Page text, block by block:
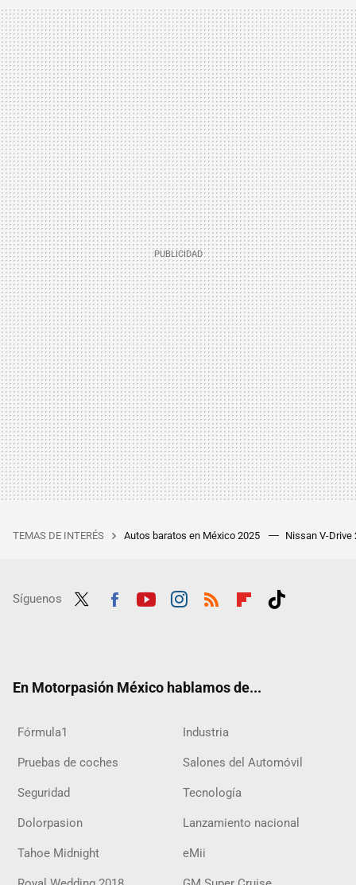
TEMAS DE INTERÉS Autos baratos en México 2025 Nissan V-Drive
Síguenos
En Motorpasión México hablamos de...
Fórmula1 Industria
Pruebas de coches Salones del Automóvil
Seguridad Tecnología
Dolorpasion Lanzamiento nacional
Tahoe Midnight eMii